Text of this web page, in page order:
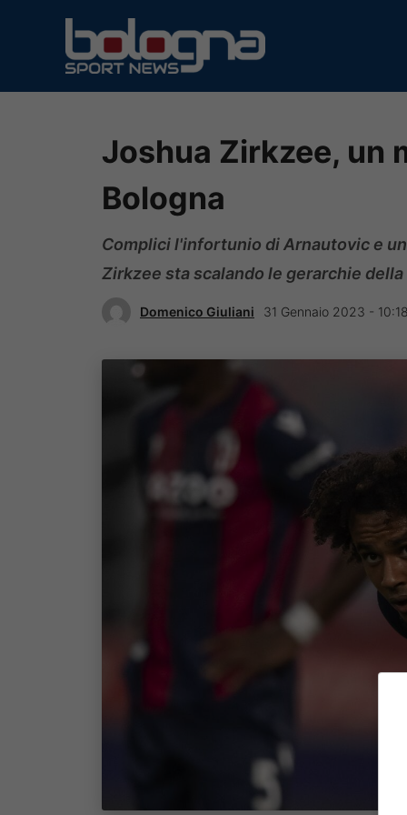
contenuto
Joshua Zirkzee, un
Bologna
Complici l'infortunio di Arnautovic e
Zirkzee sta scalando le gerarchie
Domenico Giuliani 31 Gennaio 2023 - 10:18